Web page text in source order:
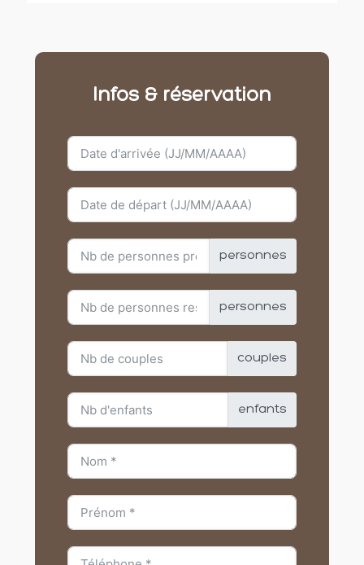
Infos & réservation
personnes
personnes
couples
enfants